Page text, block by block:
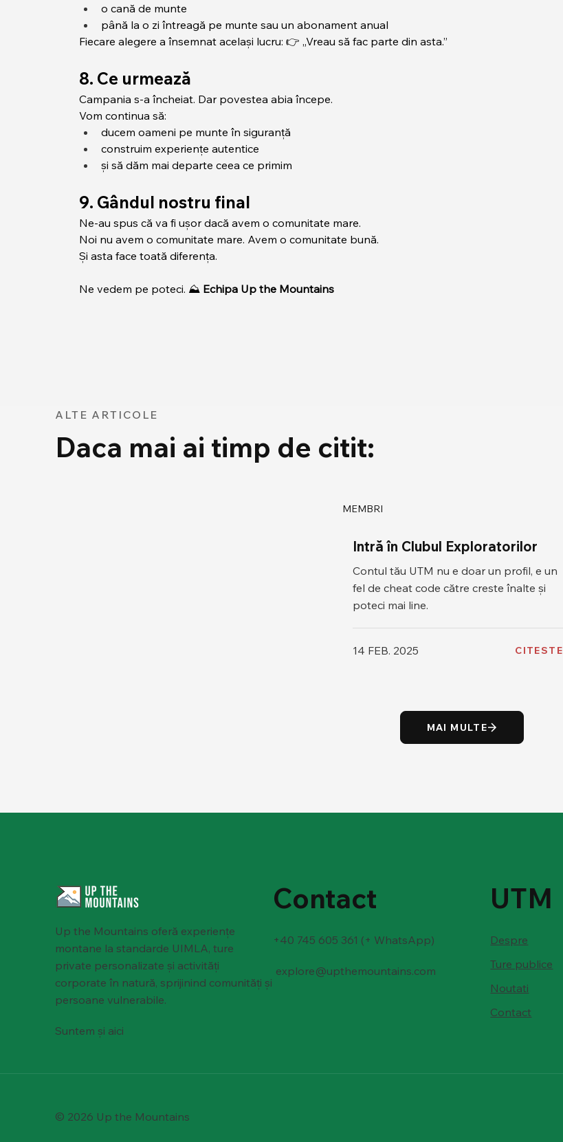
o cană de munte
până la o zi întreagă pe munte sau un abonament anual
Fiecare alegere a însemnat același lucru: 👉 „Vreau să fac parte din asta.”
8. Ce urmează
Campania s-a încheiat. Dar povestea abia începe.
Vom continua să:
ducem oameni pe munte în siguranță
construim experiențe autentice
și să dăm mai departe ceea ce primim
9. Gândul nostru final
Ne-au spus că va fi ușor dacă avem o comunitate mare.
Noi nu avem o comunitate mare. Avem o comunitate bună.
Și asta face toată diferența.
Ne vedem pe poteci. ⛰️ Echipa Up the Mountains
ALTE ARTICOLE
Daca mai ai timp de citit:
MEMBRI
Intră în Clubul Exploratorilor
Contul tău UTM nu e doar un profil, e un
fel de cheat code către creste înalte și
poteci mai line.
14 FEB. 2025 CITESTE
MAI MULTE
Up the Mountains oferă experiențe
montane la standarde UIMLA, ture
private personalizate și activități
corporate în natură, sprijinind comunități și
persoane vulnerabile.
Suntem și aici
Contact
+40 745 605 361 (+ WhatsApp)
explore@upthemountains.com
UTM
Despre
Ture publice
Noutati
Contact
© 2026 Up the Mountains